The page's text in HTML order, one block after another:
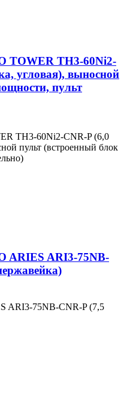
TOWER TH3-60Ni2-
угловая), выносной
пульт
TH3-60Ni2-CNR-P (6,0
пульт (встроенный блок
ARIES ARI3-75NB-
ARI3-75NB-CNR-P (7,5